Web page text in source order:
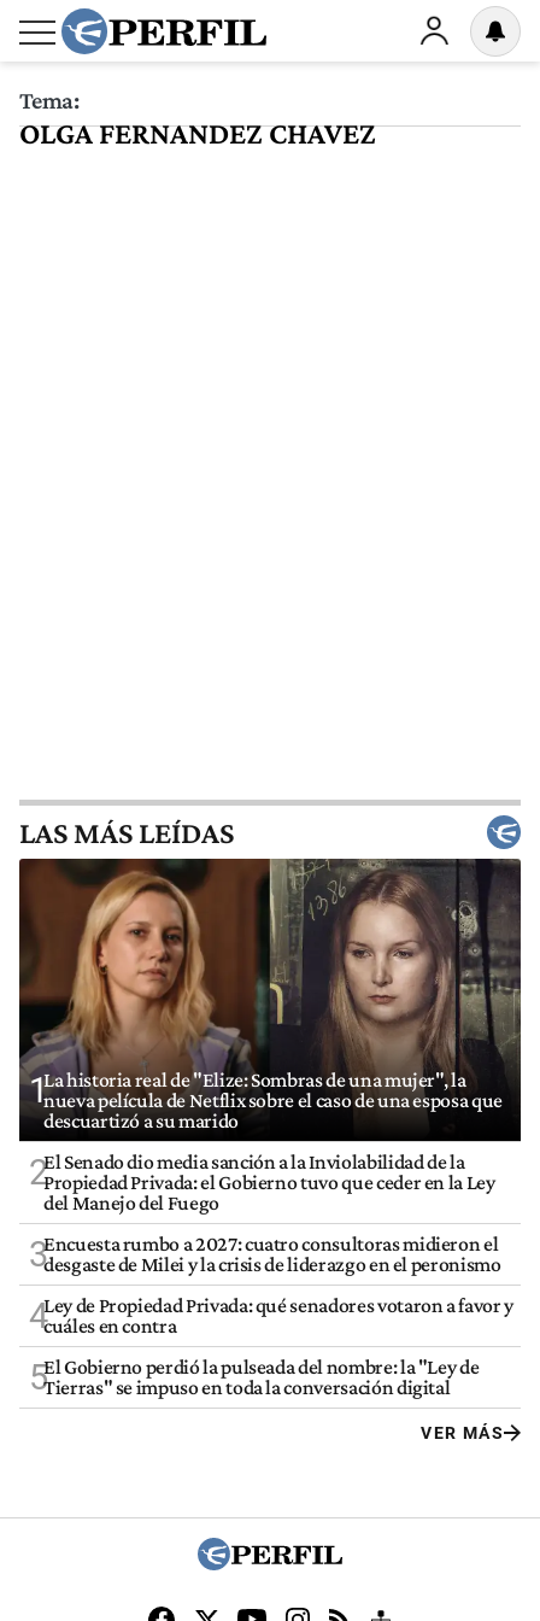
Tema:
OLGA FERNANDEZ CHAVEZ
LAS MÁS LEÍDAS
1La historia real de "Elize: Sombras de una mujer", la
nueva película de Netflix sobre el caso de una esposa que
descuartizó a su marido
2El Senado dio media sanción a la Inviolabilidad de la
Propiedad Privada: el Gobierno tuvo que ceder en la Ley
del Manejo del Fuego
3Encuesta rumbo a 2027: cuatro consultoras midieron el
desgaste de Milei y la crisis de liderazgo en el peronismo
4Ley de Propiedad Privada: qué senadores votaron a favor y
cuáles en contra
5El Gobierno perdió la pulseada del nombre: la "Ley de
Tierras" se impuso en toda la conversación digital
VER MÁS